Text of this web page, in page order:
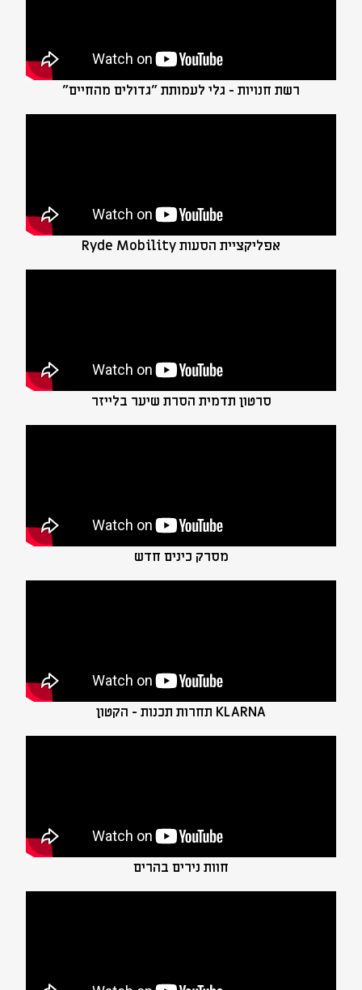
רשת חנויות - גלי לעמותת "גדולים מהחיים"
אפליקציית הסעות Ryde Mobility
סרטון תדמית הסרת שיער בלייזר
מסרק כינים חדש
KLARNA תחרות תכנות - הקטון
חוות נירים בהרים